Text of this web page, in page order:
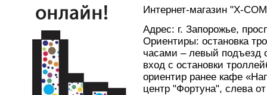
Интернет-магазин "Х-
Адрес: г. Запорожье,
Ориентиры: остановка
часами – левый подъезд
вход с остановки
ориентир ранее кафе
центр "Фортуна", слева